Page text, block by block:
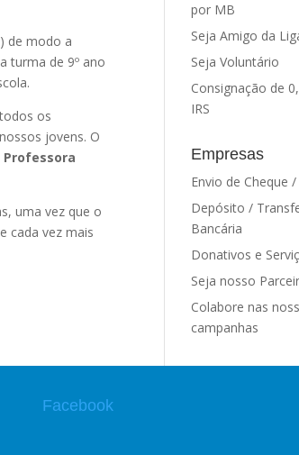
de modo a
turma de 9º ano
os
jovens. O
Professora
uma vez que o
cada vez mais
por MB
Seja Amigo da
Seja Voluntário
Consignação de
IRS
Empresas
Envio de Cheque
Depósito /
Bancária
Donativos e
Seja nosso
Colabore nas
campanhas
Facebook